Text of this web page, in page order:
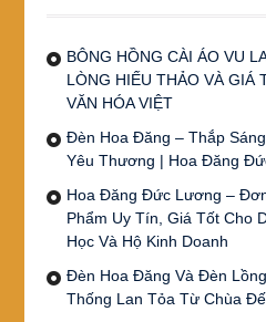
BÔNG HỒNG CÀI ÁO VU
LÒNG HIẾU THẢO VÀ GIÁ
VĂN HÓA VIỆT
Đèn Hoa Đăng – Thắp
Yêu Thương | Hoa Đăng
Hoa Đăng Đức Lương –
Phẩm Uy Tín, Giá Tốt Cho
Học Và Hộ Kinh Doanh
Đèn Hoa Đăng Và Đèn
Thống Lan Tỏa Từ Chùa